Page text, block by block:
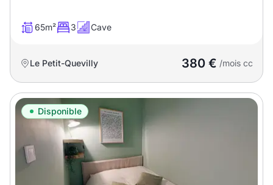
65m² 3 Cave
Le Petit-Quevilly 380 € /mois cc
Disponible